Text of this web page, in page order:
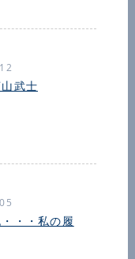
武士
・・私の履